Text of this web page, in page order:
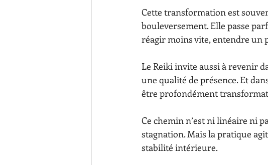
Cette transformation est
bouleversement. Elle passe
réagir moins vite, entendre un
Le Reiki invite aussi à revenir
une qualité de présence. Et
être profondément
Ce chemin n’est ni linéaire ni
stagnation. Mais la pratique
stabilité intérieure.